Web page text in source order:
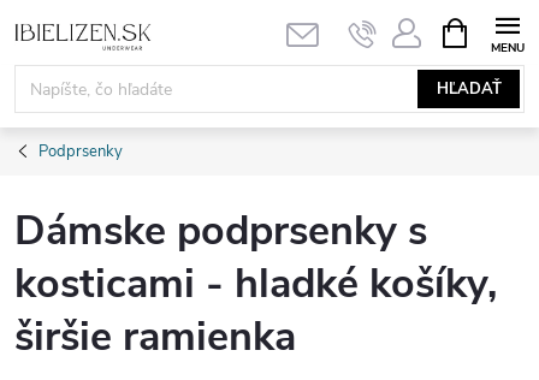
na
obsah
HĽADAŤ
KOŠÍK
Podprsenky
Dámske podprsenky s
kosticami - hladké košíky,
širšie ramienka